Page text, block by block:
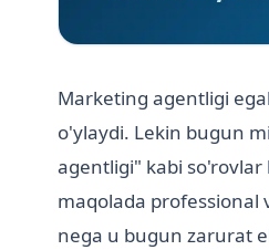
Marketing agentligi
o'ylaydi. Lekin bugun
agentligi" kabi so'rovlar
maqolada professional
nega u bugun zarurat